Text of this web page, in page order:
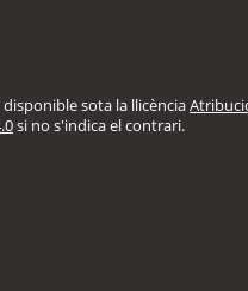
sota la llicència
si no s'indica el contrari.